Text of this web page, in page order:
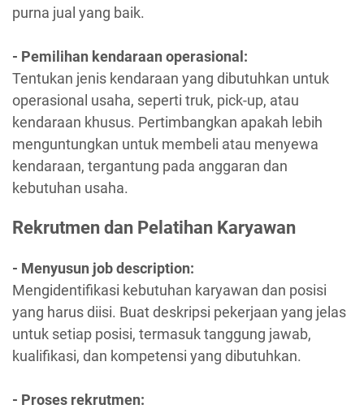
purna jual yang baik.
- Pemilihan kendaraan operasional:
Tentukan jenis kendaraan yang dibutuhkan untuk
operasional usaha, seperti truk, pick-up, atau
kendaraan khusus. Pertimbangkan apakah lebih
menguntungkan untuk membeli atau menyewa
kendaraan, tergantung pada anggaran dan
kebutuhan usaha.
Rekrutmen dan Pelatihan Karyawan
- Menyusun job description:
Mengidentifikasi kebutuhan karyawan dan posisi
yang harus diisi. Buat deskripsi pekerjaan yang jelas
untuk setiap posisi, termasuk tanggung jawab,
kualifikasi, dan kompetensi yang dibutuhkan.
- Proses rekrutmen: